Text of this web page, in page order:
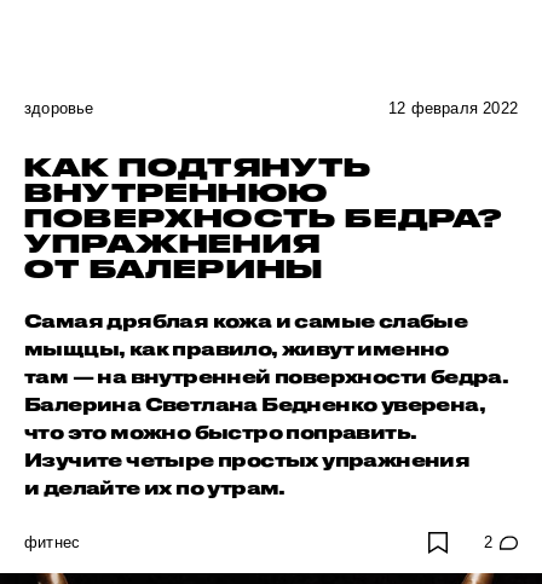
здоровье 12 февраля 2022
КАК ПОДТЯНУТЬ
ВНУТРЕННЮЮ
ПОВЕРХНОСТЬ БЕДРА?
УПРАЖНЕНИЯ
ОТ БАЛЕРИНЫ
Самая дряблая кожа и самые слабые
мыщцы, как правило, живут именно
там — на внутренней поверхности бедра.
Балерина Светлана Бедненко уверена,
что это можно быстро поправить.
Изучите четыре простых упражнения
и делайте их по утрам.
фитнес 2